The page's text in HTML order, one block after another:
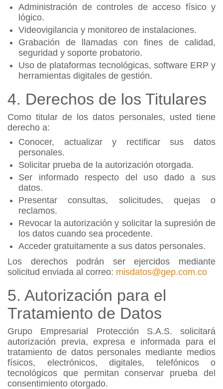
Administración de controles de acceso físico y
lógico.
Videovigilancia y monitoreo de instalaciones.
Grabación de llamadas con fines de calidad,
seguridad y soporte probatorio.
Uso de plataformas tecnológicas, software ERP y
herramientas digitales de gestión.
4. Derechos de los Titulares
Como titular de los datos personales, usted tiene
derecho a:
Conocer, actualizar y rectificar sus datos
personales.
Solicitar prueba de la autorización otorgada.
Ser informado respecto del uso dado a sus
datos.
Presentar consultas, solicitudes, quejas o
reclamos.
Revocar la autorización y solicitar la supresión de
los datos cuando sea procedente.
Acceder gratuitamente a sus datos personales.
Los derechos podrán ser ejercidos mediante
solicitud enviada al correo: misdatos@gep.com.co
5. Autorización para el
Tratamiento de Datos
Grupo Empresarial Protección S.A.S. solicitará
autorización previa, expresa e informada para el
tratamiento de datos personales mediante medios
físicos, electrónicos, digitales, telefónicos o
tecnológicos que permitan conservar prueba del
consentimiento otorgado.